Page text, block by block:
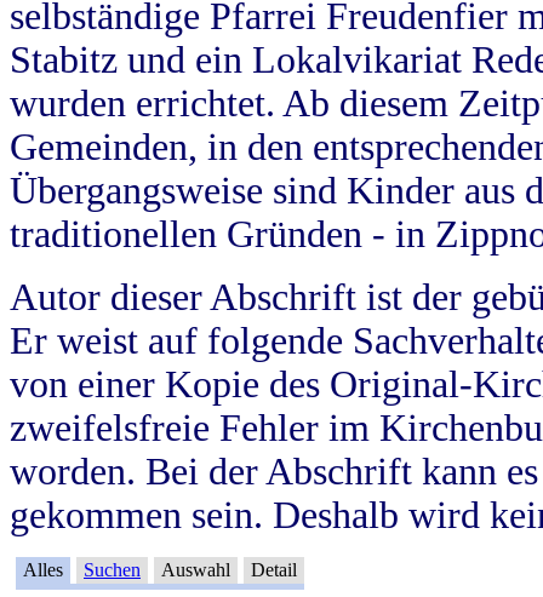
selbständige Pfarrei Freudenfier
Stabitz und ein Lokalvikariat
wurden errichtet. Ab diesem
Gemeinden, in den
Übergangsweise sind Kinder aus
traditionellen Gründen - in
Autor dieser Abschrift ist der
Er weist auf folgende
von einer Kopie des Original-
zweifelsfreie Fehler im
worden. Bei der Abschrift kann
gekommen sein. Deshalb wird
Alles Suchen Auswahl Detail